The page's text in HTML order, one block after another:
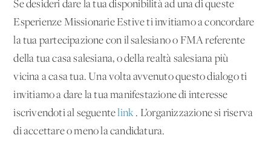
Se desideri dare la tua disponibilità ad una di queste
Esperienze Missionarie Estive ti invitiamo a concordare
la tua partecipazione con il salesiano o FMA referente
della tua casa salesiana, o della realtà salesiana più
vicina a casa tua. Una volta avvenuto questo dialogo ti
invitiamo a dare la tua manifestazione di interesse
iscrivendoti al seguentelink . L’organizzazione si riserva
di accettare o meno la candidatura.